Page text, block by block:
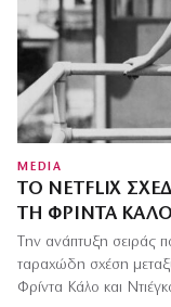
MEDIA
ΤΟ NETFLIX
ΤΗ ΦΡΊΝΤΑ
Tην ανάπτυξη σειράς
ταραχώδη σχέση
Φρίντα Κάλο και